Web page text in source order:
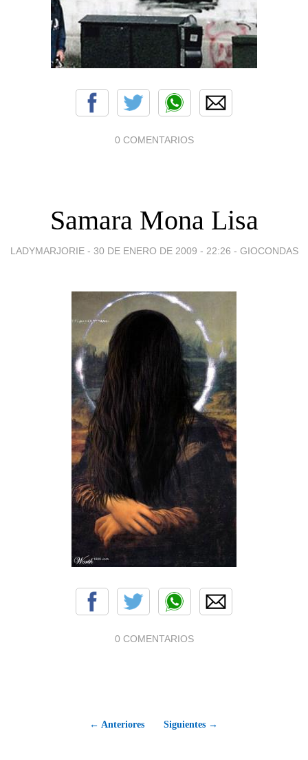
0 COMENTARIOS
Samara Mona Lisa
LADYMARJORIE - 30 DE ENERO DE 2009 - 22:26 - GIOCONDAS
0 COMENTARIOS
← Anteriores Siguientes →